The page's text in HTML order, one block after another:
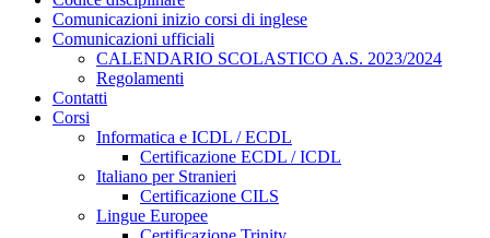
Comunicazioni inizio corsi di inglese
Comunicazioni ufficiali
CALENDARIO SCOLASTICO A.S. 2023/2024
Regolamenti
Contatti
Corsi
Informatica e ICDL / ECDL
Certificazione ECDL / ICDL
Italiano per Stranieri
Certificazione CILS
Lingue Europee